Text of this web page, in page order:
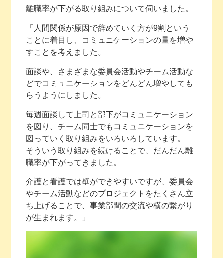
離職率が下がる取り組みについて伺いました。
「人間関係が原因で辞めていく方が9割という
ことに着目し、コミュニケーションの量を増や
すことを考えました。
面談や、さまざまな委員会活動やチーム活動な
どでコミュニケーションをどんどん増やしても
らうようにしました。
毎週面談して上司と部下がコミュニケーション
を図り、チーム同士でもコミュニケーションを
図っていく取り組みをいろいろしています。
そういう取り組みを続けることで、だんだん離
職率が下がってきました。
介護と看護では壁ができやすいですが、委員会
やチーム活動などのプロジェクトをたくさん立
ち上げることで、事業部間の交流や横の繋がり
が生まれます。」